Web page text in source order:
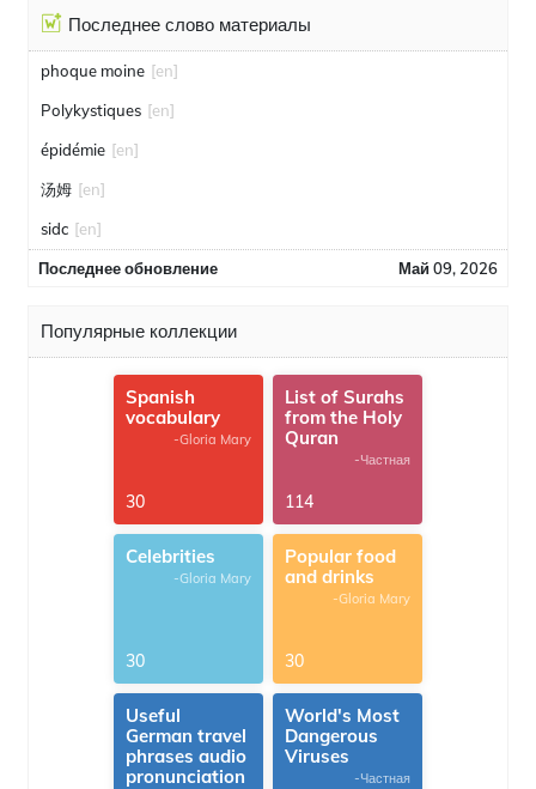
Последнее слово материалы
phoque moine [en]
Polykystiques [en]
épidémie [en]
汤姆 [en]
sidc [en]
Последнее обновление Май 09, 2026
Популярные коллекции
Spanish
vocabulary
-Gloria Mary
30
List of Surahs
from the Holy
Quran
-Частная
114
Celebrities
-Gloria Mary
30
Popular food
and drinks
-Gloria Mary
30
Useful
German travel
phrases audio
pronunciation
World's Most
Dangerous
Viruses
-Частная